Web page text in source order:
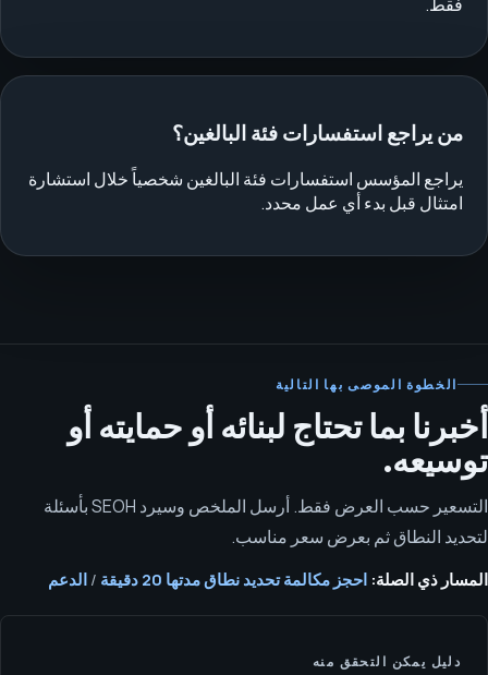
من يراجع استفسارات فئة البالغين؟
يراجع المؤسس استفسارات فئة البالغين شخصياً خلال استشارة
امتثال قبل بدء أي عمل محدد.
الخطوة الموصى بها التالية
أخبرنا بما تحتاج لبنائه أو حمايته أو
توسيعه.
التسعير حسب العرض فقط. أرسل الملخص وسيرد SEOH بأسئلة
لتحديد النطاق ثم بعرض سعر مناسب.
المسار ذي الصلة: احجز مكالمة تحديد نطاق مدتها 20 دقيقة / الدعم
دليل يمكن التحقق منه